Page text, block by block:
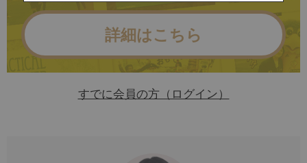
詳細はこちら
すでに会員の方（ログイン）